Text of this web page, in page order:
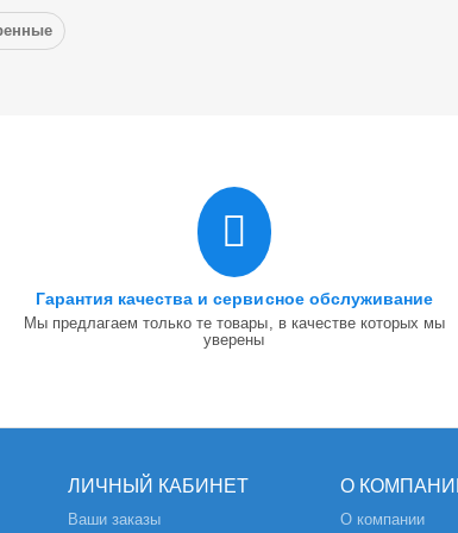
Гарантия качества и сервисное обслуживание
Мы предлагаем только те товары, в качестве которых мы
уверены
ЛИЧНЫЙ КАБИНЕТ
Ваши заказы
О
О компании